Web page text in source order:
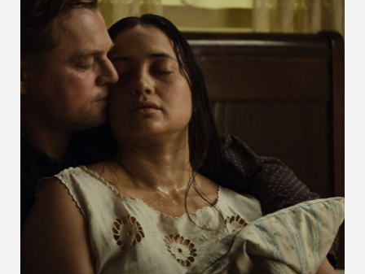
Filmy
oparte
faktach
Thrillery
Streaming
Amazon